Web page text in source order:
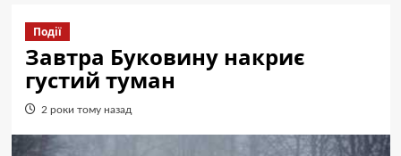
Події
Завтра Буковину накриє
густий туман
2 роки тому назад